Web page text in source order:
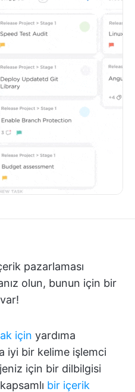
pazarlaması
olun, bunun için bir
için yardıma
iyi bir kelime işlemci
için bir dilbilgisi
bir içerik